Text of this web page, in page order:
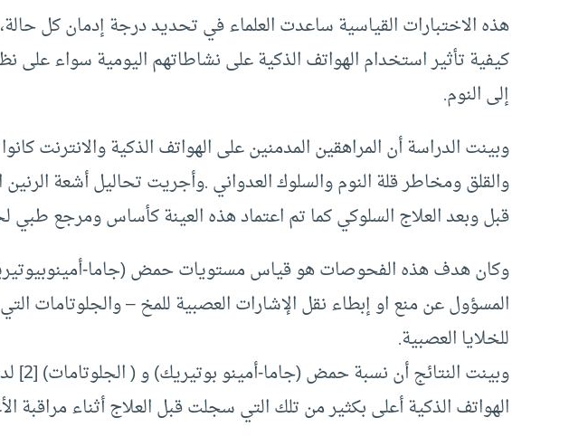
هذه الاختبارات القياسية ساعدت العلماء في تحديد درجة إدمان كل
كيفية تأثير استخدام الهواتف الذكية على نشاطاتهم اليومية سواء على
إلى النوم.
وبينت الدراسة أن المراهقين المدمنين على الهواتف الذكية والانترنت
والقلق ومخاطر قلة النوم والسلوك العدواني .وأجريت تحاليل أشعة
قبل وبعد العلاج السلوكي كما تم اعتماد هذه العينة كأساس ومرجع طبي
المسؤول عن منع او إبطاء نقل الإشارات العصبية للمخ – والجلوتامات التي
للخلايا العصبية.
وبينت
الهواتف الذكية أعلى بكثير من تلك التي سجلت قبل العلاج أثناء مراقبة